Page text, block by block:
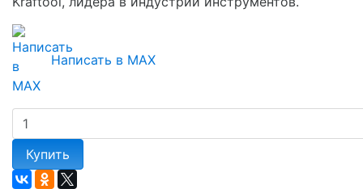
Написать в MAX
Купить